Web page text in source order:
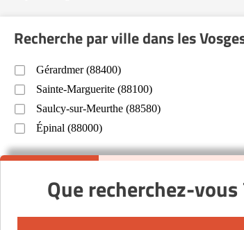
Recherche par ville dans les
Gérardmer (88400)
Sainte-Marguerite (88100)
Saulcy-sur-Meurthe (88580)
Épinal (88000)
Que recherchez-vous